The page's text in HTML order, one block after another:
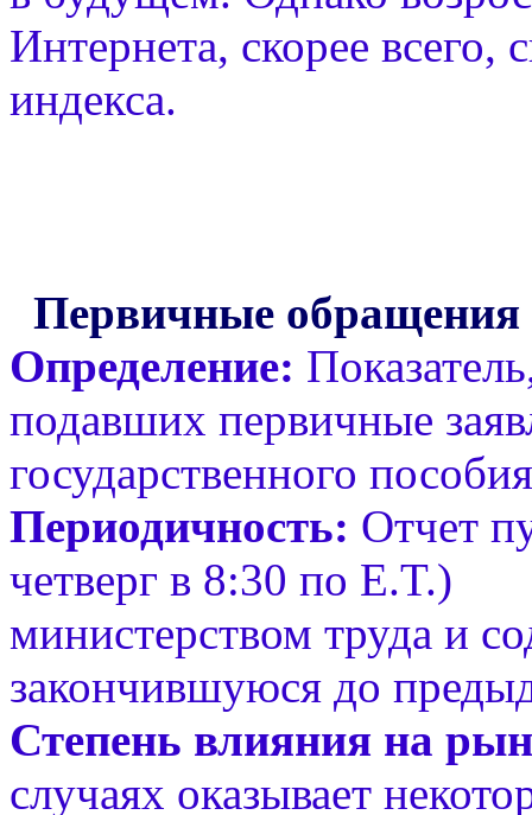
Интернета, скорее всего,
индекса.
Первичные обращения
Определение:
подавших первичные
государственного
Периодичность: Отчет
четверг в 8:30 по E.T.)
министерством труда и
закончившуюся до
Степень влияния на
случаях оказывает